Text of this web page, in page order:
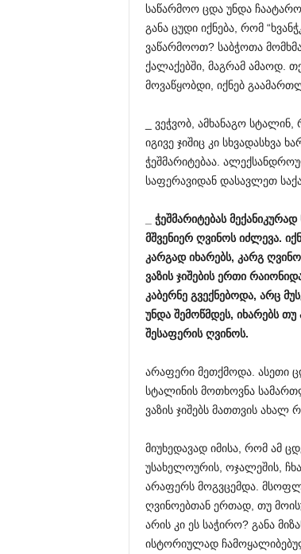
საწარმოო ცდა უნდა
განა ცუდი იქნება, რომ
ვაწარმოოთ? საბჭოთა
ქალაქებში, მაგრამ ამაოდ.
მოვაწყობდი, იქნებ
_ ვეჭვობ, ამხანაგო
იგივე ჯიშიც კი სხვადასხვა
ჭეშმარიტებაა.
საფერავიდან დასავლეთ
_ ჭეშმარიტებას
მშვენიერ ღვინოს იძლევა.
კარგად იხარებს, კარგ
ვაზის ჯიშების ერთი
კაბერნე გვექნებოდა, არც
უნდა შემოწმდეს, იხარებს თუ
შესაფერის ღვინოს.
არაფერი მეთქმოდა. ასეთი
სტალინის მოთხოვნა
ვაზის ჯიშებს მათთვის
მიუხედავად იმისა, რომ ამ
უსახელოურის, ოჯალეშის,
არაფერს მოგვცემდა.
ღვინოებთან ერთად, თუ
არის კი ეს საჭირო? განა
ისტორიულად